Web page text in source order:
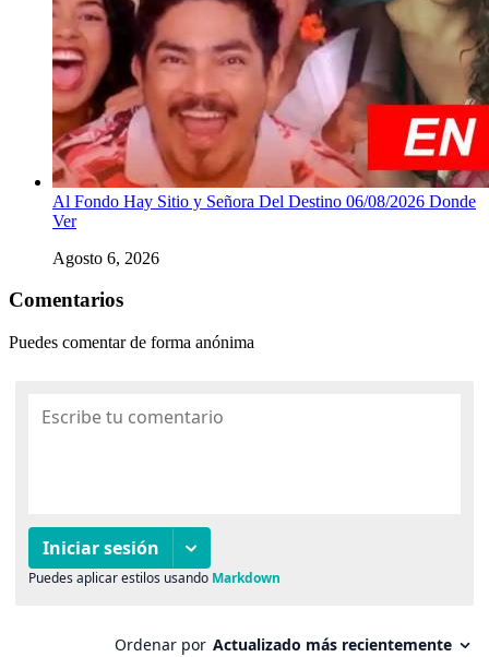
Al Fondo Hay Sitio y Señora Del Destino 06/08/2026 Donde
Ver
Agosto 6, 2026
Comentarios
Puedes comentar de forma anónima